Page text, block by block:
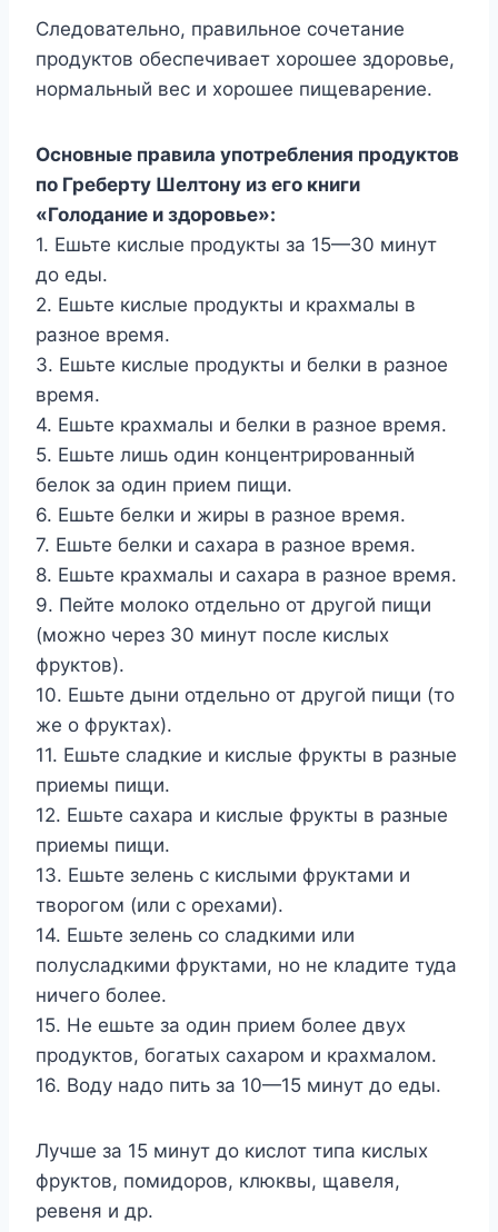
Следовательно, правильное сочетание
продуктов обеспечивает хорошее здоровье,
нормальный вес и хорошее пищеварение.
Основные правила употребления продуктов
по Греберту Шелтону из его книги
«Голодание и здоровье»:
1. Ешьте кислые продукты за 15—30 минут
до еды.
2. Ешьте кислые продукты и крахмалы в
разное время.
3. Ешьте кислые продукты и белки в разное
время.
4. Ешьте крахмалы и белки в разное время.
5. Ешьте лишь один концентрированный
белок за один при­ем пищи.
6. Ешьте белки и жиры в разное время.
7. Ешьте белки и сахара в разное время.
8. Ешьте крахмалы и сахара в разное время.
9. Пейте молоко отдельно от другой пищи
(можно через 30 минут после кислых
фруктов).
10. Ешьте дыни отдельно от другой пищи (то
же о фруктах).
11. Ешьте сладкие и кислые фрукты в разные
приемы пищи.
12. Ешьте сахара и кислые фрукты в разные
приемы пищи.
13. Ешьте зелень с кислыми фруктами и
творогом (или с орехами).
14. Ешьте зелень со сладкими или
полусладкими фруктами, но не кладите туда
ничего более.
15. Не ешьте за один прием более двух
продуктов, богатых сахаром и крахмалом.
16. Воду надо пить за 10—15 минут до еды.
Лучше за 15 ми­нут до кислот типа кислых
фруктов, помидоров, клюквы, щаве­ля,
ревеня и др.